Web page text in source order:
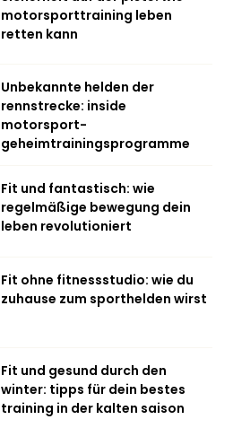
motorsporttraining leben
retten kann
Unbekannte helden der
rennstrecke: inside
motorsport-
geheimtrainingsprogramme
Fit und fantastisch: wie
regelmäßige bewegung dein
leben revolutioniert
Fit ohne fitnessstudio: wie du
zuhause zum sporthelden wirst
Fit und gesund durch den
winter: tipps für dein bestes
training in der kalten saison